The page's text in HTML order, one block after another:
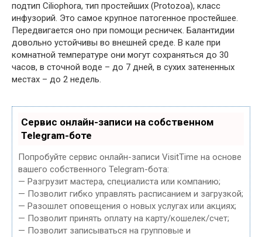
подтип Ciliophora, тип простейших (Protozoa), класс
инфузорий. Это самое крупное патогенное простейшее.
Передвигается оно при помощи ресничек. Балантидии
довольно устойчивы во внешней среде. В кале при
комнатной температуре они могут сохраняться до 30
часов, в сточной воде – до 7 дней, в сухих затененных
местах – до 2 недель.
Сервис онлайн-записи на собственном
Telegram-боте
Попробуйте сервис онлайн-записи VisitTime на основе
вашего собственного Telegram-бота:
— Разгрузит мастера, специалиста или компанию;
— Позволит гибко управлять расписанием и загрузкой;
— Разошлет оповещения о новых услугах или акциях;
— Позволит принять оплату на карту/кошелек/счет;
— Позволит записываться на групповые и